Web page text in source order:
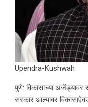
Upendra-Kushwah
पुणे: विकासाच्या
सरकार आल्यावर